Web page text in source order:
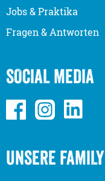
Jobs & Praktika
Fragen & Antworten
SOCIAL MEDIA
UNSERE FAMILY